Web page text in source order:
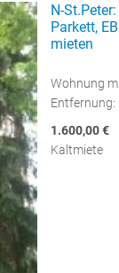
N-
Parkett,
mieten
Wohnung
Entfernung:
1.600,00 €
Kaltmiete